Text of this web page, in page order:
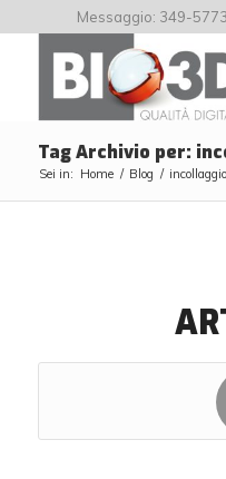
Messaggio: 349-
Tag Archivio per:
Sei in: Home / Blog / incollaggio